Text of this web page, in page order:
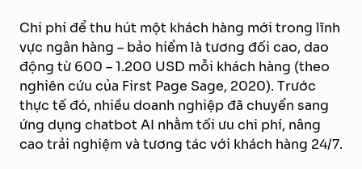
Chi phí để thu hút một khách hàng mới trong lĩnh
vực ngân hàng – bảo hiểm là tương đối cao, dao
động từ 600 – 1.200 USD mỗi khách hàng (theo
nghiên cứu của First Page Sage, 2020). Trước
thực tế đó, nhiều doanh nghiệp đã chuyển sang
ứng dụng chatbot AI nhằm tối ưu chi phí, nâng
cao trải nghiệm và tương tác với khách hàng 24/7.